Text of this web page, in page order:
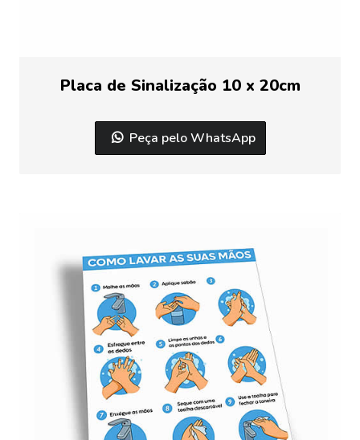
Placa de Sinalização 10 x 20cm
Peça pelo WhatsApp